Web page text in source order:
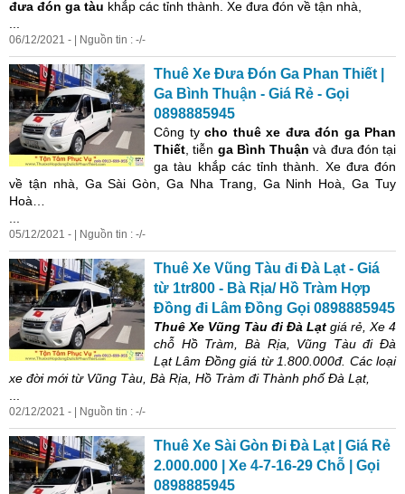
đưa đón ga tàu khắp các tỉnh thành. Xe đưa đón về tận nhà,
06/12/2021 - | Nguồn tin : -/-
Thuê Xe Đưa Đón Ga Phan Thiết |
Ga Bình Thuận - Giá Rẻ - Gọi
0898885945
Công ty cho thuê xe đưa đón ga Phan
Thiết , tiễn ga Bình Thuận và đưa đón tại
ga tàu khắp các tỉnh thành. Xe đưa đón
về tận nhà, Ga Sài Gòn, Ga Nha Trang, Ga Ninh Hoà, Ga Tuy
Hoà…
05/12/2021 - | Nguồn tin : -/-
Thuê Xe Vũng Tàu đi Đà Lạt - Giá
từ 1tr800 - Bà Rịa/ Hồ Tràm Hợp
Đồng đi Lâm Đồng Gọi 0898885945
Thuê Xe Vũng Tàu đi Đà Lạt giá rẻ, Xe 4
chỗ Hồ Tràm, Bà Rịa, Vũng Tàu đi Đà
Lạt Lâm Đồng giá từ 1.800.000đ. Các loại
xe đời mới từ Vũng Tàu, Bà Rịa, Hồ Tràm đi Thành phố Đà Lạt,
02/12/2021 - | Nguồn tin : -/-
Thuê Xe Sài Gòn Đi Đà Lạt | Giá Rẻ
2.000.000 | Xe 4-7-16-29 Chỗ | Gọi
0898885945